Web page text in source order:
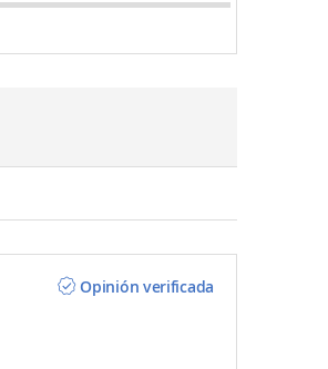
Opinión verificada